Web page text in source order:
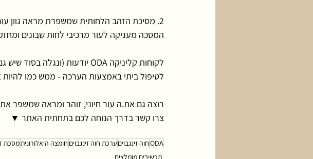
2. מסיכת הזהב הלחותית שמשפרת מראה גוון עור אפרורי לחיוני, רענן וזוהר.
המסכה מעניקה לעור מרכיבי לחות שבונים
לקוחות קליניקה ODA יודעות (ונגלה בסוד שיש גם יודעים) את אופן השימוש והסדר הנכון
לטיפול ביתי באמצעות הערכה - ממש כמו להיות
רוצה גם את.ה עור חיוני, זוהר ומראה שמשפר
צרו קשר בדרך הנוחה לכם בתחתית האתר ▼
ODAחוה זינגבויםערכת חוה זינגבוים חומצה היאלורוניתמסכת
תכשירים מומלצים